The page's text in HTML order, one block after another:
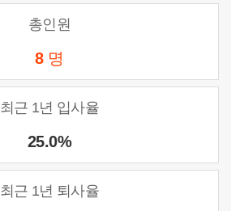
총인원
8 명
최근 1년 입사율
25.0%
최근 1년 퇴사율